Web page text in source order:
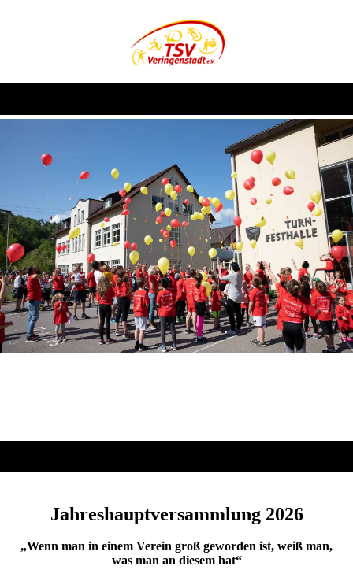
Jahreshauptversammlung 2026
„Wenn man in einem Verein groß geworden ist, weiß man,
was man an diesem hat“